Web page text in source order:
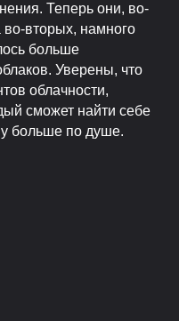
Теперь они, во-
вторых, намного
больше
Уверены, что
облачности,
сможет найти себе
больше по душе.